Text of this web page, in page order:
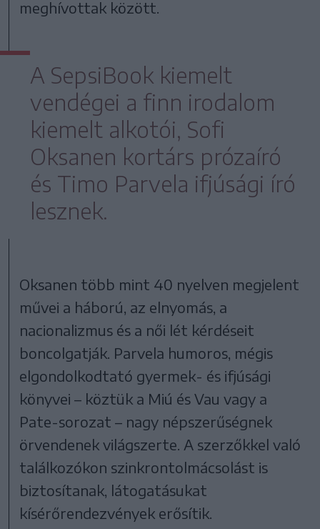
meghívottak között.
A SepsiBook kiemelt
vendégei a finn irodalom
kiemelt alkotói, Sofi
Oksanen kortárs prózaíró
és Timo Parvela ifjúsági író
lesznek.
Oksanen több mint 40 nyelven megjelent
művei a háború, az elnyomás, a
nacionalizmus és a női lét kérdéseit
boncolgatják. Parvela humoros, mégis
elgondolkodtató gyermek- és ifjúsági
könyvei – köztük a Miú és Vau vagy a
Pate-sorozat – nagy népszerűségnek
örvendenek világszerte. A szerzőkkel való
találkozókon szinkrontolmácsolást is
biztosítanak, látogatásukat
kísérőrendezvények erősítik.